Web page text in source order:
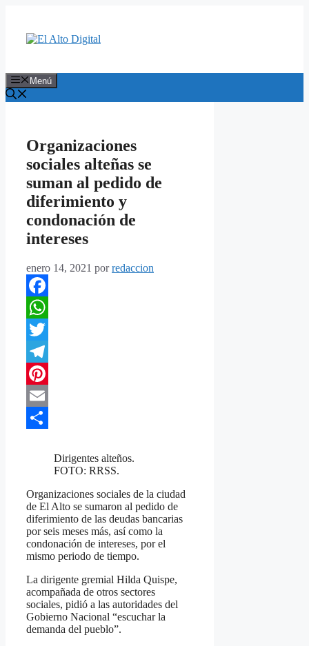
contenido
Menú
Organizaciones
sociales alteñas se
suman al pedido de
diferimiento y
condonación de
intereses
enero 14, 2021 porredaccion
Facebook
WhatsApp
Twitter
Telegram
Pinterest
Email
Dirigentes alteños.
FOTO: RRSS.
Organizaciones sociales de la ciudad
de El Alto se sumaron al pedido de
diferimiento de las deudas bancarias
por seis meses más, así como la
condonación de intereses, por el
mismo periodo de tiempo.
La dirigente gremial Hilda Quispe,
acompañada de otros sectores
sociales, pidió a las autoridades del
Gobierno Nacional “escuchar la
demanda del pueblo”.